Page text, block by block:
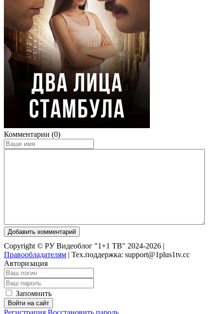
Комментарии (0)
Добавить комментарий
Copyright © РУ Видеоблог "1+1 ТВ" 2024-2026 |
Правообладателям | Тех.поддержка: support@1plus1tv.cc
Авторизация
Запомнить
Войти на сайт
Регистрация Восстановить пароль